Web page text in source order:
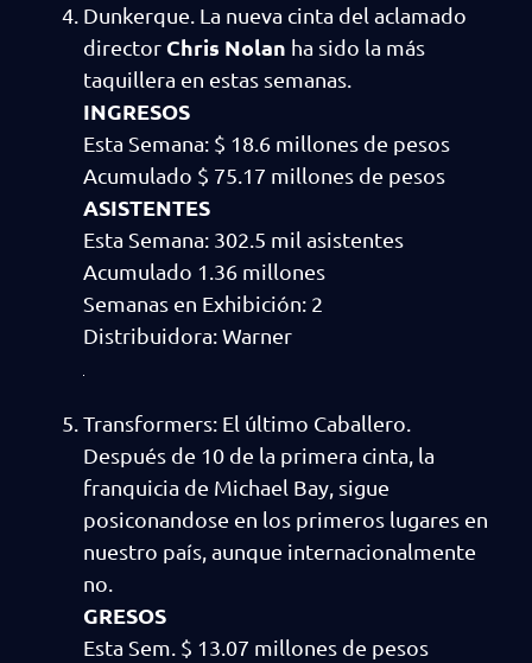
Dunkerque. La nueva cinta del aclamado
director Chris Nolan ha sido la más
taquillera en estas semanas.
INGRESOS
Esta Semana: $ 18.6 millones de pesos
Acumulado $ 75.17 millones de pesos
ASISTENTES
Esta Semana: 302.5 mil asistentes
Acumulado 1.36 millones
Semanas en Exhibición: 2
Distribuidora: Warner
Transformers: El último Caballero.
Después de 10 de la primera cinta, la
franquicia de Michael Bay, sigue
posiconandose en los primeros lugares en
nuestro país, aunque internacionalmente
no.
GRESOS
Esta Sem. $ 13.07 millones de pesos